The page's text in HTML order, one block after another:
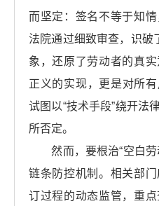
而坚定：签名不等于知
法院通过细致审查，识破
象，还原了劳动者的真
正义的实现，更是对所
试图以“技术手段”绕开法
所否定。
然而，要根治“空白劳
链条防控机制。相关部
订过程的动态监管，重点